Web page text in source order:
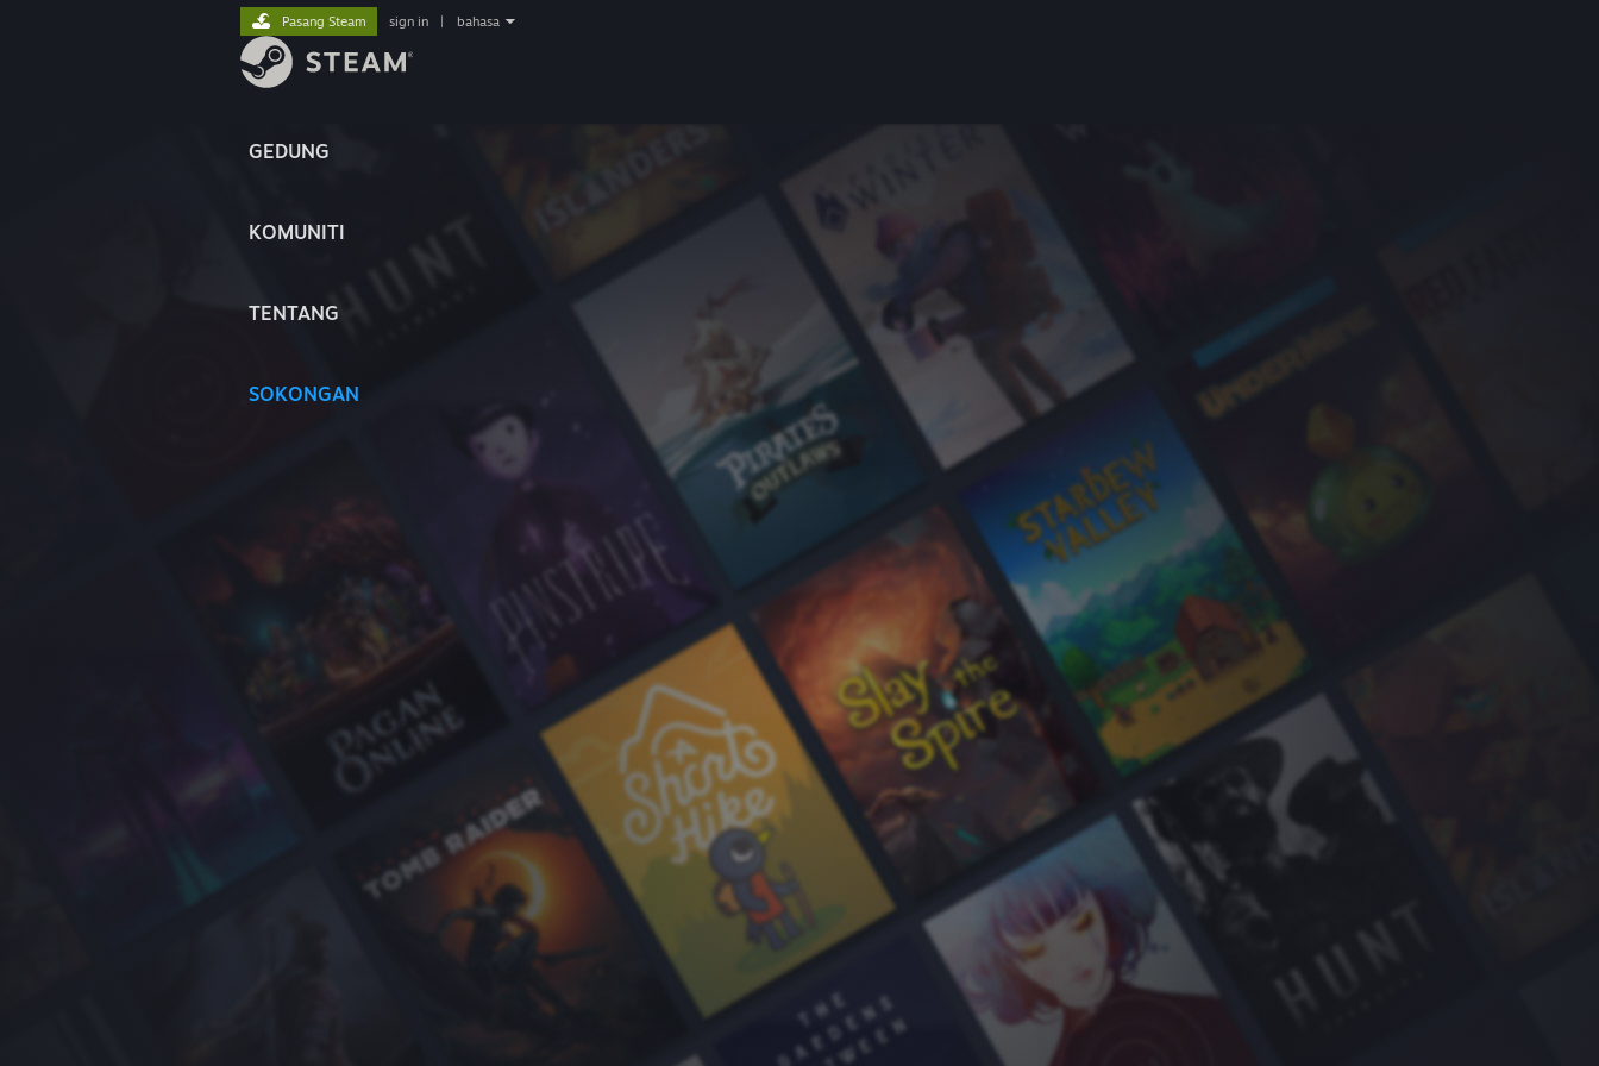
GEDUNG
KOMUNITI
TENTANG
SOKONGAN
Pasang Steam sign in bahasa